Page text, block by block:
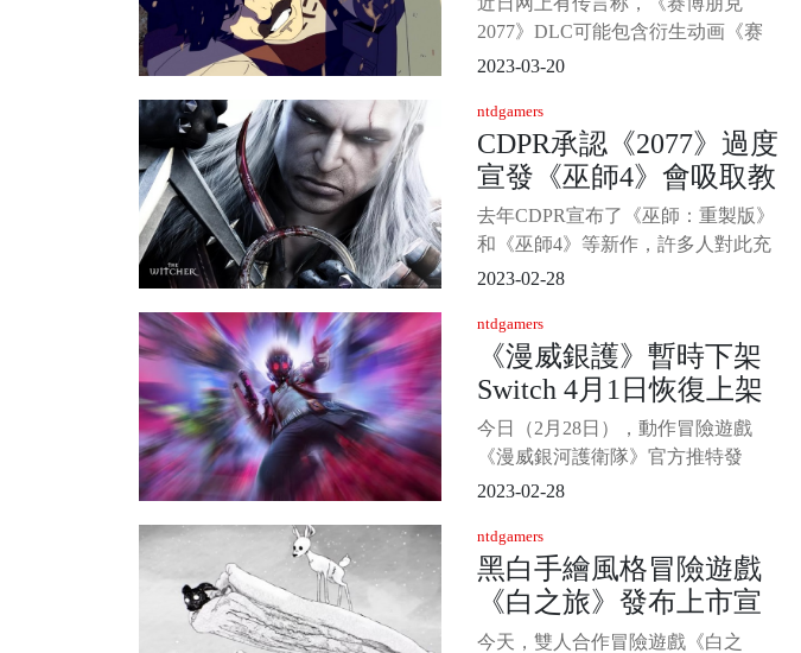
2077》DLC可能包含衍生动画《赛
博浪客》角色。 近日国外Reddit论坛
掘，发现了一个未开发完成的任
务，其中提到了广受好评的《赛博
浪客》的一些人名和组织。 最值得
注意的是“%
2023-03-20
ntdgamers
CDPR承認《2077》過度
宣發《巫師4》會吸取教
訓
去年CDPR宣布了《巫師：重製版》
和《巫師4》等新作，許多人對此充
滿期待。但因為此前《賽博朋克
CDPR失去了信心。 有人發現，目前
在油管、推特或其他媒體上沒有看
到CDPR《巫師4》或其他新作的任
何大型宣傳，可能CDPR牢記《賽博
朋克2077》的慘痛經歷，
2023-02-28
ntdgamers
《漫威銀護》暫時下架
Switch 4月1日恢復上架
今日（2月28日），動作冒險遊戲
《漫威銀河護衛隊》官方推特發
文，宣布該遊戲將於2月28日上午11
因很簡單——4月1日起，《漫威銀
河護衛隊》雲遊戲版本將由發行商
Eidos Interactive負責發布，為了完成
2023-02-28
ntdgamers
黑白手繪風格冒險遊戲
《白之旅》發布上市宣
傳片明日發行
今天，雙人合作冒險遊戲《白之